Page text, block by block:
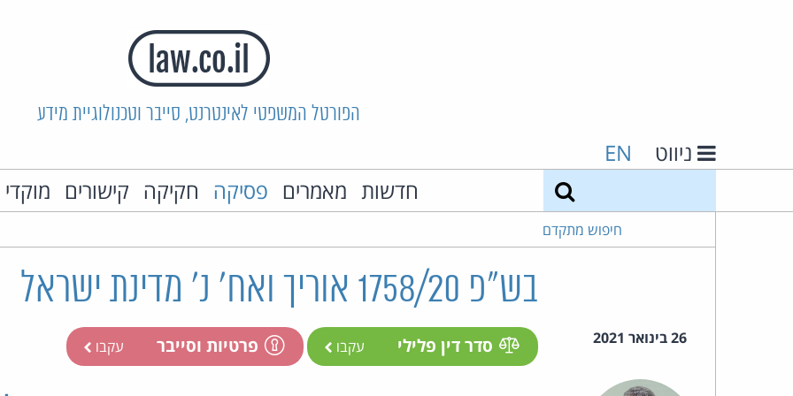
הפורטל המשפטי לאינטרנט, סייבר וטכנולוגיית מידע
ניווט EN
חדשות מאמרים פסיקה חקיקה קישורים
חיפוש מתקדם
בש"פ 1758/20 אוריך ואח' נ' מדינת ישראל
26 בינואר 2021 סדר דין פלילי עקבו פרטיות וסייבר עקבו